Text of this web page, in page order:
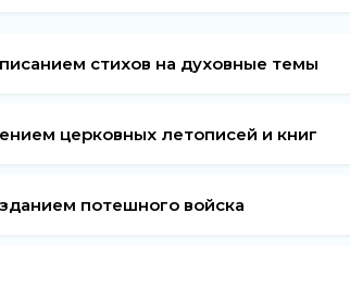
стихов на духовные темы
церковных летописей и книг
потешного войска